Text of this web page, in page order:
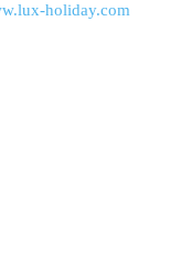
holiday.com